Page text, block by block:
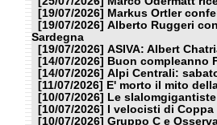
[19/07/2026] Markus Ortler
[19/07/2026] Alberto Ruggeri
Sardegna
[19/07/2026] ASIVA: Albert
[14/07/2026]
Buon compleanno
[14/07/2026] Alpi Centrali:
[11/07/2026]
E' morto il mito
[10/07/2026]
Le
[10/07/2026]
I velocisti di
[10/07/2026] Gruppo C e